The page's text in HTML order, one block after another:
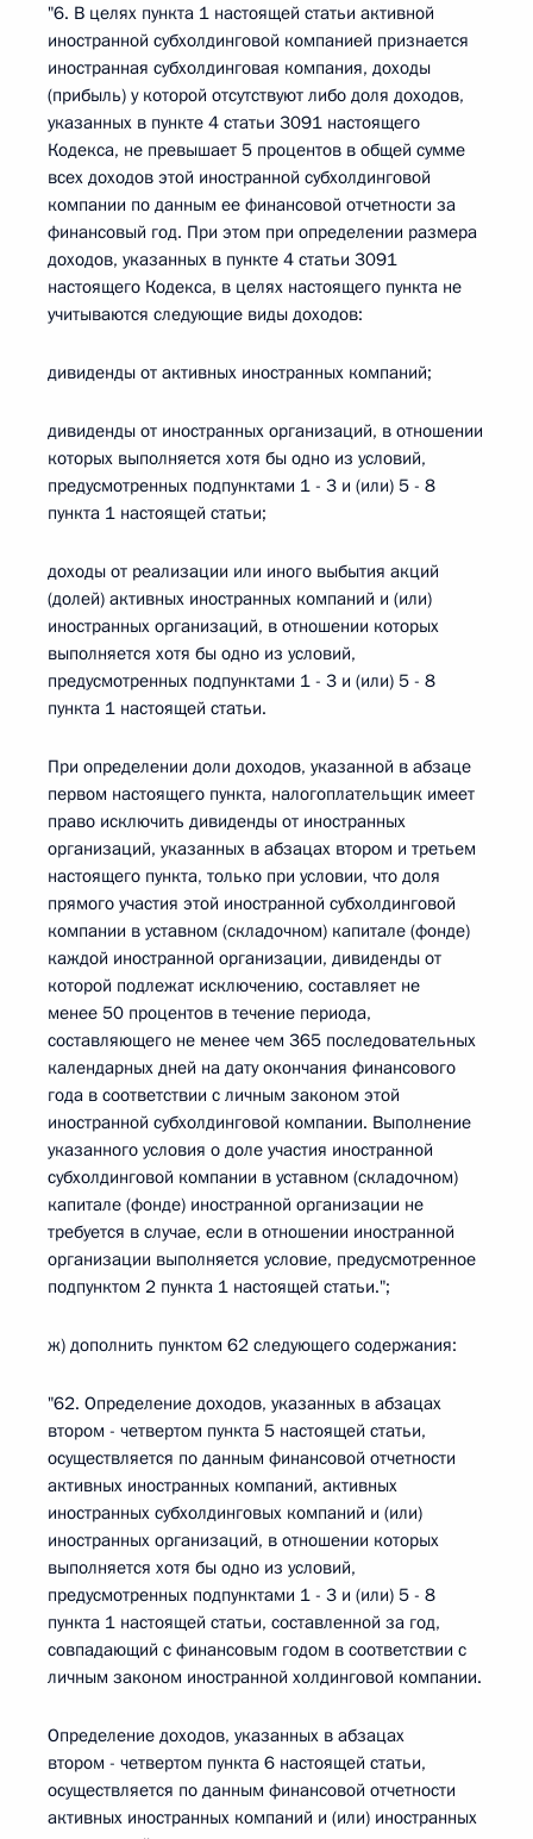
"6. В целях пункта 1 настоящей статьи активной
иностранной субхолдинговой компанией признается
иностранная субхолдинговая компания, доходы
(прибыль) у которой отсутствуют либо доля доходов,
указанных в пункте 4 статьи 3091 настоящего
Кодекса, не превышает 5 процентов в общей сумме
всех доходов этой иностранной субхолдинговой
компании по данным ее финансовой отчетности за
финансовый год. При этом при определении размера
доходов, указанных в пункте 4 статьи 3091
настоящего Кодекса, в целях настоящего пункта не
учитываются следующие виды доходов:
дивиденды от активных иностранных компаний;
дивиденды от иностранных организаций, в отношении
которых выполняется хотя бы одно из условий,
предусмотренных подпунктами 1 - 3 и (или) 5 - 8
пункта 1 настоящей статьи;
доходы от реализации или иного выбытия акций
(долей) активных иностранных компаний и (или)
иностранных организаций, в отношении которых
выполняется хотя бы одно из условий,
предусмотренных подпунктами 1 - 3 и (или) 5 - 8
пункта 1 настоящей статьи.
При определении доли доходов, указанной в абзаце
первом настоящего пункта, налогоплательщик имеет
право исключить дивиденды от иностранных
организаций, указанных в абзацах втором и третьем
настоящего пункта, только при условии, что доля
прямого участия этой иностранной субхолдинговой
компании в уставном (складочном) капитале (фонде)
каждой иностранной организации, дивиденды от
которой подлежат исключению, составляет не
менее 50 процентов в течение периода,
составляющего не менее чем 365 последовательных
календарных дней на дату окончания финансового
года в соответствии с личным законом этой
иностранной субхолдинговой компании. Выполнение
указанного условия о доле участия иностранной
субхолдинговой компании в уставном (складочном)
капитале (фонде) иностранной организации не
требуется в случае, если в отношении иностранной
организации выполняется условие, предусмотренное
подпунктом 2 пункта 1 настоящей статьи.";
ж) дополнить пунктом 62 следующего содержания:
"62. Определение доходов, указанных в абзацах
втором - четвертом пункта 5 настоящей статьи,
осуществляется по данным финансовой отчетности
активных иностранных компаний, активных
иностранных субхолдинговых компаний и (или)
иностранных организаций, в отношении которых
выполняется хотя бы одно из условий,
предусмотренных подпунктами 1 - 3 и (или) 5 - 8
пункта 1 настоящей статьи, составленной за год,
совпадающий с финансовым годом в соответствии с
личным законом иностранной холдинговой компании.
Определение доходов, указанных в абзацах
втором - четвертом пункта 6 настоящей статьи,
осуществляется по данным финансовой отчетности
активных иностранных компаний и (или) иностранных